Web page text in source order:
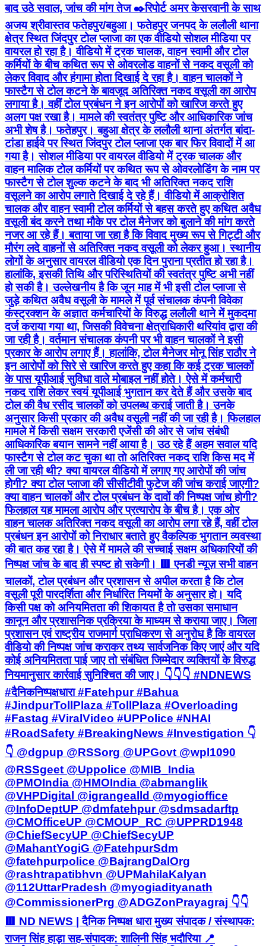
बाद उठे सवाल, जांच की मांग तेज ✒️रिपोर्ट अमर केसरवानी के साथ
अजय श्रीवास्तव फतेहपुर/बहुआ। फतेहपुर जनपद के ललौली थाना
क्षेत्र स्थित जिंदपुर टोल प्लाजा का एक वीडियो सोशल मीडिया पर
वायरल हो रहा है। वीडियो में ट्रक चालक, वाहन स्वामी और टोल
कर्मियों के बीच कथित रूप से ओवरलोड वाहनों से नकद वसूली को
लेकर विवाद और हंगामा होता दिखाई दे रहा है। वाहन चालकों ने
फास्टैग से टोल कटने के बावजूद अतिरिक्त नकद वसूली का आरोप
लगाया है। वहीं टोल प्रबंधन ने इन आरोपों को खारिज करते हुए
अलग पक्ष रखा है। मामले की स्वतंत्र पुष्टि और आधिकारिक जांच
अभी शेष है। फतेहपुर। बहुआ क्षेत्र के ललौली थाना अंतर्गत बांदा-
टांडा हाईवे पर स्थित जिंदपुर टोल प्लाजा एक बार फिर विवादों में आ
गया है। सोशल मीडिया पर वायरल वीडियो में ट्रक चालक और
वाहन मालिक टोल कर्मियों पर कथित रूप से ओवरलोडिंग के नाम पर
फास्टैग से टोल शुल्क कटने के बाद भी अतिरिक्त नकद राशि
वसूलने का आरोप लगाते दिखाई दे रहे हैं। वीडियो में आक्रोशित
चालक और वाहन स्वामी टोल कर्मियों से बहस करते हुए कथित अवैध
वसूली बंद करने तथा मौके पर टोल मैनेजर को बुलाने की मांग करते
नजर आ रहे हैं। बताया जा रहा है कि विवाद मुख्य रूप से गिट्टी और
मौरंग लदे वाहनों से अतिरिक्त नकद वसूली को लेकर हुआ। स्थानीय
लोगों के अनुसार वायरल वीडियो एक दिन पुराना प्रतीत हो रहा है।
हालांकि, इसकी तिथि और परिस्थितियों की स्वतंत्र पुष्टि अभी नहीं
हो सकी है। उल्लेखनीय है कि जून माह में भी इसी टोल प्लाजा से
जुड़े कथित अवैध वसूली के मामले में पूर्व संचालक कंपनी विवेका
कंस्ट्रक्शन के अज्ञात कर्मचारियों के विरुद्ध ललौली थाने में मुकदमा
दर्ज कराया गया था, जिसकी विवेचना क्षेत्राधिकारी थरियांव द्वारा की
जा रही है। वर्तमान संचालक कंपनी पर भी वाहन चालकों ने इसी
प्रकार के आरोप लगाए हैं। हालांकि, टोल मैनेजर मोनू सिंह राठौर ने
इन आरोपों को सिरे से खारिज करते हुए कहा कि कई ट्रक चालकों
के पास यूपीआई सुविधा वाले मोबाइल नहीं होते। ऐसे में कर्मचारी
नकद राशि लेकर स्वयं यूपीआई भुगतान कर देते हैं और उसके बाद
टोल की वैध रसीद चालकों को उपलब्ध कराई जाती है। उनके
अनुसार किसी प्रकार की अवैध वसूली नहीं की जा रही है। फिलहाल
मामले में किसी सक्षम सरकारी एजेंसी की ओर से जांच संबंधी
आधिकारिक बयान सामने नहीं आया है। उठ रहे हैं अहम सवाल यदि
फास्टैग से टोल कट चुका था तो अतिरिक्त नकद राशि किस मद में
ली जा रही थी? क्या वायरल वीडियो में लगाए गए आरोपों की जांच
होगी? क्या टोल प्लाजा की सीसीटीवी फुटेज की जांच कराई जाएगी?
क्या वाहन चालकों और टोल प्रबंधन के दावों की निष्पक्ष जांच होगी?
फिलहाल यह मामला आरोप और प्रत्यारोप के बीच है। एक ओर
वाहन चालक अतिरिक्त नकद वसूली का आरोप लगा रहे हैं, वहीं टोल
प्रबंधन इन आरोपों को निराधार बताते हुए वैकल्पिक भुगतान व्यवस्था
की बात कह रहा है। ऐसे में मामले की सच्चाई सक्षम अधिकारियों की
निष्पक्ष जांच के बाद ही स्पष्ट हो सकेगी। 🟥 एनडी न्यूज़ सभी वाहन
चालकों, टोल प्रबंधन और प्रशासन से अपील करता है कि टोल
वसूली पूरी पारदर्शिता और निर्धारित नियमों के अनुसार हो। यदि
किसी पक्ष को अनियमितता की शिकायत है तो उसका समाधान
कानून और प्रशासनिक प्रक्रिया के माध्यम से कराया जाए। जिला
प्रशासन एवं राष्ट्रीय राजमार्ग प्राधिकरण से अनुरोध है कि वायरल
वीडियो की निष्पक्ष जांच कराकर तथ्य सार्वजनिक किए जाएं और यदि
कोई अनियमितता पाई जाए तो संबंधित जिम्मेदार व्यक्तियों के विरुद्ध
नियमानुसार कार्रवाई सुनिश्चित की जाए। 👇👇👇 #NDNEWS
#दैनिकनिष्पक्षधारा #Fatehpur #Bahua
#JindpurTollPlaza #TollPlaza #Overloading
#Fastag #ViralVideo #UPPolice #NHAI
#RoadSafety #BreakingNews #Investigation 👇
👇 @dgpup @RSSorg @UPGovt @wpl1090
@RSSgeet @Uppolice @MIB_India
@PMOIndia @HMOIndia @abmanglik
@VHPDigital @igrangealld @myogioffice
@InfoDeptUP @dmfatehpur @sdmsadarftp
@CMOfficeUP @CMOUP_RC @UPPRD1948
@ChiefSecyUP @ChiefSecyUP
@MahantYogiG @FatehpurSdm
@fatehpurpolice @BajrangDalOrg
@rashtrapatibhvn @UPMahilaKalyan
@112UttarPradesh @myogiadityanath
@CommissionerPrg @ADGZonPrayagraj 👇👇
🟥 ND NEWS | दैनिक निष्पक्ष धारा मुख्य संपादक / संस्थापक:
राजन सिंह हाड़ा सह-संपादक: शालिनी सिंह भदौरिया 📍